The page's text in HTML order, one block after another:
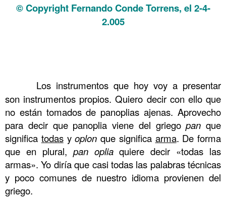
© Copyright Fernando Conde Torrens, el 2-4-
2.005
Los instrumentos que hoy voy a presentar
son instrumentos propios. Quiero decir con ello que
no están tomados de panoplias ajenas. Aprovecho
para decir que panoplia viene del griegopan que
significa todasyoplon que significa arma. De forma
que en plural, pan opliaquiere decir «todas las
armas». Yo diría que casi todas las palabras técnicas
y poco comunes de nuestro idioma provienen del
griego.